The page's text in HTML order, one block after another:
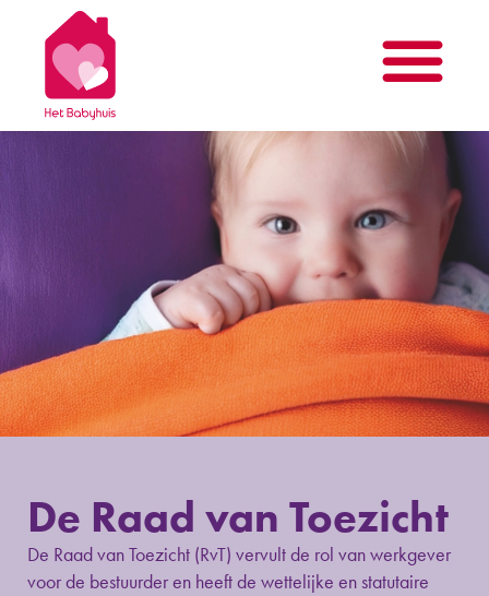
De Raad van Toezicht
De Raad van Toezicht (RvT) vervult de rol van werkgever
voor de bestuurder en heeft de wettelijke en statutaire